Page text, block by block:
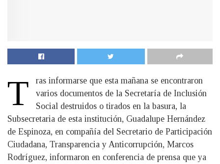
T
ras informarse que esta mañana se encontraron
varios documentos de la Secretaría de Inclusión
Social destruidos o tirados en la basura, la
Subsecretaria de esta institución, Guadalupe Hernández
de Espinoza, en compañía del Secretario de Participación
Ciudadana, Transparencia y Anticorrupción, Marcos
Rodríguez, informaron en conferencia de prensa que ya